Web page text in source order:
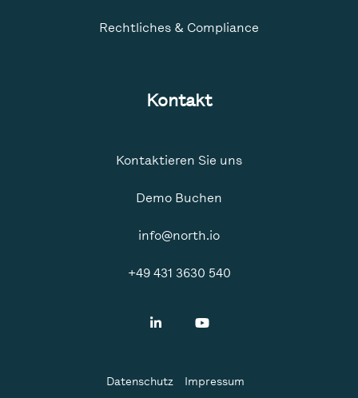
Rechtliches & Compliance
Kontakt
Kontaktieren Sie uns
Demo Buchen
info@north.io
+49 431 3630 540
Datenschutz
Impressum